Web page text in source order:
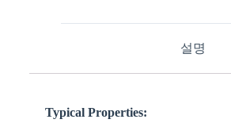
설명
Typical Properties: